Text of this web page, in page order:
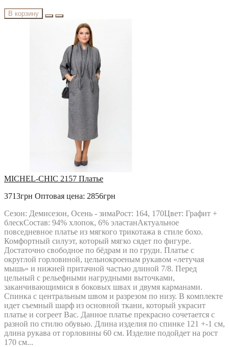
В корзину
MICHEL-CHIC 2157 Платье
3713грн Оптовая цена: 2856грн
Сезон: Демисезон, Осень - зимаРост: 164, 170Цвет: Графит +
блескСостав: 94% хлопок, 6% эластанАктуальное
повседневное платье из мягкого трикотажа в стиле бохо.
Комфортный силуэт, который мягко сядет по фигуре.
Достаточно свободное по бёдрам и по груди. Платье с
округлой горловиной, цельнокроеным рукавом «летучая
мышь» и нижней притачной частью длиной 7/8. Перед
цельный с рельефными нагрудными выточками,
заканчивающимися в боковых швах и двумя карманами.
Спинка с центральным швом и разрезом по низу. В комплекте
идет съемный шарф из основной ткани, который украсит
платье и согреет Вас. Данное платье прекрасно сочетается с
разной по стилю обувью. Длина изделия по спинке 121 +-1 см,
длина рукава от горловины 60 см. Изделие подойдет на рост
170 см...